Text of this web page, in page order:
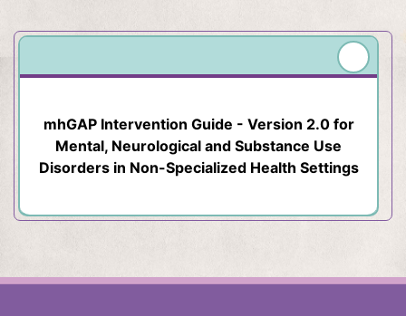
mhGAP Intervention Guide - Version 2.0 for
Mental, Neurological and Substance Use
Disorders in Non-Specialized Health Settings